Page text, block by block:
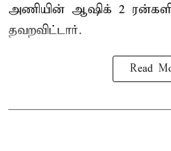
அணியின் ஆஷிக் 2
தவறவிட்டார்.
Read